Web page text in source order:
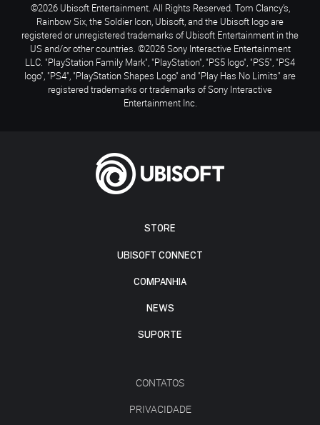
STORE
UBISOFT CONNECT
COMPANHIA
NEWS
SUPORTE
CONTATOS
PRIVACIDADE
©2026 Ubisoft Entertainment. All Rights Reserved. Tom Clancy’s,
Rainbow Six, the Soldier Icon, Ubisoft, and the Ubisoft logo are
registered or unregistered trademarks of Ubisoft Entertainment in the
US and/or other countries. ©2026 Sony Interactive Entertainment
LLC. "PlayStation Family Mark", "PlayStation", "PS5 logo", "PS5", "PS4
logo", "PS4", "PlayStation Shapes Logo" and "Play Has No Limits" are
registered trademarks or trademarks of Sony Interactive
Entertainment Inc.